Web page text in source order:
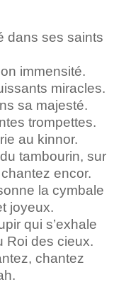
dans ses saints
immensité.
miracles.
sa majesté.
trompettes.
au kinnor.
tambourin, sur
encor.
la cymbale
joyeux.
qui s’exhale
Roi des cieux.
chantez